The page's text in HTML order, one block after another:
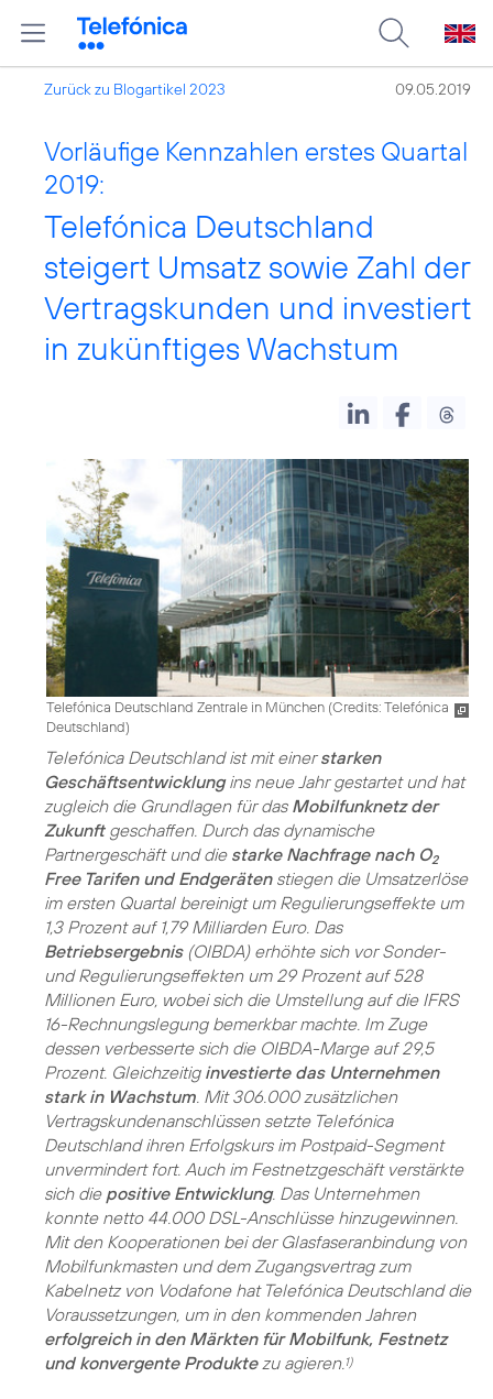
Zurück zu Blogartikel 2023 09.05.2019
Vorläufige Kennzahlen erstes Quartal
2019:
Telefónica Deutschland
steigert Umsatz sowie Zahl der
Vertragskunden und investiert
in zukünftiges Wachstum
Telefónica Deutschland Zentrale in München (Credits: Telefónica
Deutschland)
Telefónica Deutschland ist mit einerstarken
Geschäftsentwicklungins neue Jahr gestartet und hat
zugleich die Grundlagen für das Mobilfunknetz der
Zukunftgeschaffen. Durch das dynamische
Partnergeschäft und die starke Nachfrage nach O2
Free Tarifen und Endgerätenstiegen die Umsatzerlöse
im ersten Quartal bereinigt um Regulierungseffekte um
1,3 Prozent auf 1,79 Milliarden Euro. Das
Betriebsergebnis(OIBDA) erhöhte sich vor Sonder-
und Regulierungseffekten um 29 Prozent auf 528
Millionen Euro, wobei sich die Umstellung auf die IFRS
16-Rechnungslegung bemerkbar machte. Im Zuge
dessen verbesserte sich die OIBDA-Marge auf 29,5
Prozent. Gleichzeitig investierte das Unternehmen
stark in Wachstum. Mit 306.000 zusätzlichen
Vertragskundenanschlüssen setzte Telefónica
Deutschland ihren Erfolgskurs im Postpaid-Segment
unvermindert fort. Auch im Festnetzgeschäft verstärkte
sich die positive Entwicklung. Das Unternehmen
konnte netto 44.000 DSL-Anschlüsse hinzugewinnen.
Mit den Kooperationen bei der Glasfaseranbindung von
Mobilfunkmasten und dem Zugangsvertrag zum
Kabelnetz von Vodafone hat Telefónica Deutschland die
Voraussetzungen, um in den kommenden Jahren
erfolgreich in den Märkten für Mobilfunk, Festnetz
und konvergente Produktezu agieren.1)